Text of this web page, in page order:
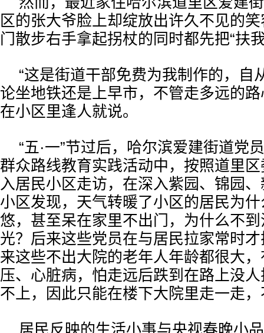
区的张大爷脸上却绽放出许久不见的
门散步右手拿起拐杖的同时都先把“扶
“这是街道干部免费为我制作的，自
论坐地铁还是上早市，不管走多远的路
在小区里逢人就说。
“五·一”节过后，哈尔滨爱建街道党
群众路线教育实践活动中，按照道里
入居民小区走访，在深入紫园、锦园
小区发现，天气转暖了小区的居民为
悠，甚至呆在家里不出门，为什么不
光？后来这些党员在与居民拉家常时
来这些不出大院的老年人年龄都很大
压、心脏病，怕走远后跌到在路上没
不上，因此只能在楼下大院里走一走
居民反映的生活小事与央视春晚小